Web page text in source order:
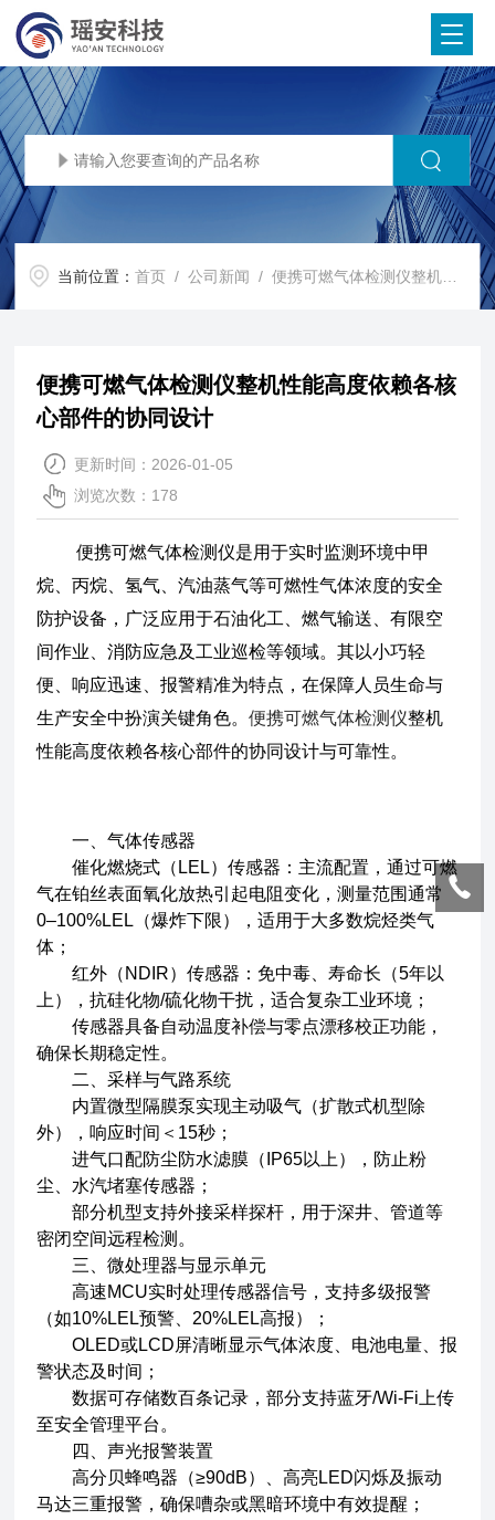
当前位置：首页 /公司新闻 / 便携可燃气体检测仪整机性能高度依赖各核心部件的协同设计
便携可燃气体检测仪整机性能高度依赖各核
心部件的协同设计
更新时间：2026-01-05
浏览次数：178
便携可燃气体检测仪是用于实时监测环境中甲
烷、丙烷、氢气、汽油蒸气等可燃性气体浓度的安全
防护设备，广泛应用于石油化工、燃气输送、有限空
间作业、消防应急及工业巡检等领域。其以小巧轻
便、响应迅速、报警精准为特点，在保障人员生命与
生产安全中扮演关键角色。便携可燃气体检测仪整机
性能高度依赖各核心部件的协同设计与可靠性。
一、气体传感器
催化燃烧式（LEL）传感器：主流配置，通过可燃
气在铂丝表面氧化放热引起电阻变化，测量范围通常
0–100%LEL（爆炸下限），适用于大多数烷烃类气
体；
红外（NDIR）传感器：免中毒、寿命长（5年以
上），抗硅化物/硫化物干扰，适合复杂工业环境；
传感器具备自动温度补偿与零点漂移校正功能，
确保长期稳定性。
二、采样与气路系统
内置微型隔膜泵实现主动吸气（扩散式机型除
外），响应时间＜15秒；
进气口配防尘防水滤膜（IP65以上），防止粉
尘、水汽堵塞传感器；
部分机型支持外接采样探杆，用于深井、管道等
密闭空间远程检测。
三、微处理器与显示单元
高速MCU实时处理传感器信号，支持多级报警
（如10%LEL预警、20%LEL高报）；
OLED或LCD屏清晰显示气体浓度、电池电量、报
警状态及时间；
数据可存储数百条记录，部分支持蓝牙/Wi-Fi上传
至安全管理平台。
四、声光报警装置
高分贝蜂鸣器（≥90dB）、高亮LED闪烁及振动
马达三重报警，确保嘈杂或黑暗环境中有效提醒；